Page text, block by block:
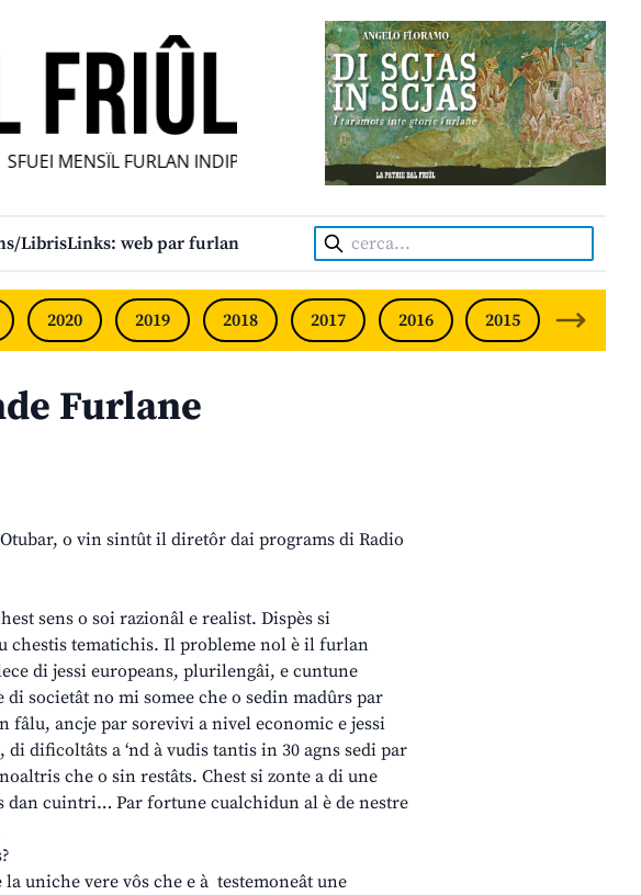
MENSÎL FURLAN INDIPENDENT • INDEPENDENT FRIULIAN MONTHLY •
LibrisLinks: web par furlan Cerca:
2020 2019 2018 2017 2016 2015 2014
Furlane
o vin sintût il diretôr dai programs di Radio
sens o soi razionâl e realist. Dispès si
chestis tematichis. Il probleme nol è il furlan
di jessi europeans, plurilengâi, e cuntune
societât no mi somee che o sedin madûrs par
fâlu, ancje par sorevivi a nivel economic e jessi
dificoltâts a ‘nd à vudis tantis in 30 agns sedi par
che o sin restâts. Chest si zonte a di une
dan cuintri… Par fortune cualchidun al è de nestre
uniche vere vôs che e à testemoneât une